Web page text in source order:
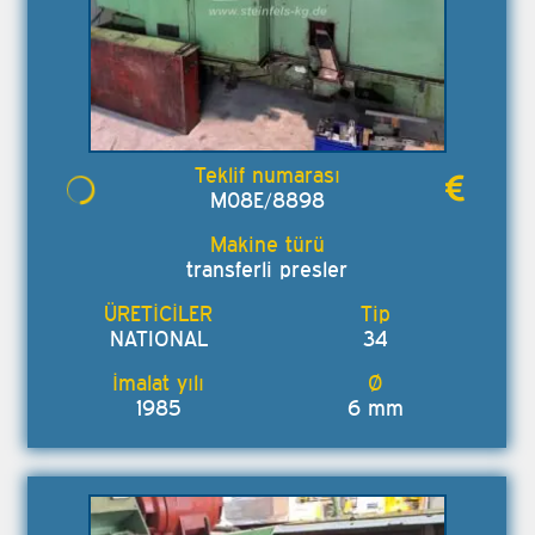
M08E/8898
transferli presler
NATIONAL 34
1985 6 mm